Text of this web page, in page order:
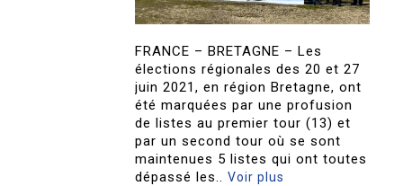
FRANCE – BRETAGNE – Les
élections régionales des 20 et 27
juin 2021, en région Bretagne, ont
été marquées par une profusion
de listes au premier tour (13) et
par un second tour où se sont
maintenues 5 listes qui ont toutes
dépassé les..Voir plus